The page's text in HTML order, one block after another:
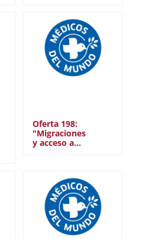
Oferta 198:
"Migraciones
y acceso a…